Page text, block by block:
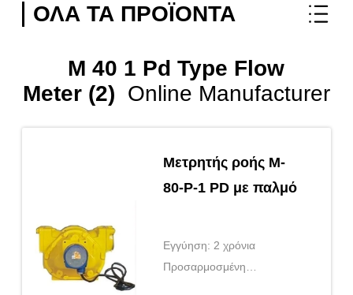
ΌΛΑ ΤΑ ΠΡΟΪΌΝΤΑ
M 40 1 Pd Type Flow
Meter (2) Online Manufacturer
Μετρητής ροής M-
80-P-1 PD με παλμό
Εγγύηση: 2 χρόνια
Προσαρμοσμένη